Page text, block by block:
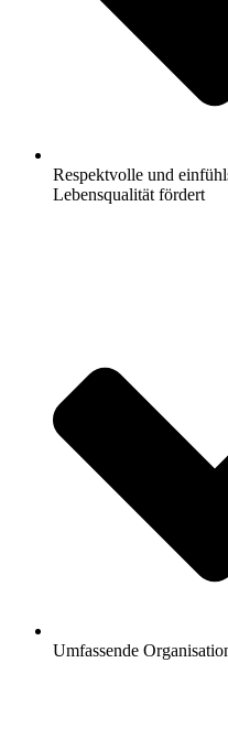
Respektvolle und
Lebensqualität fördert
Umfassende